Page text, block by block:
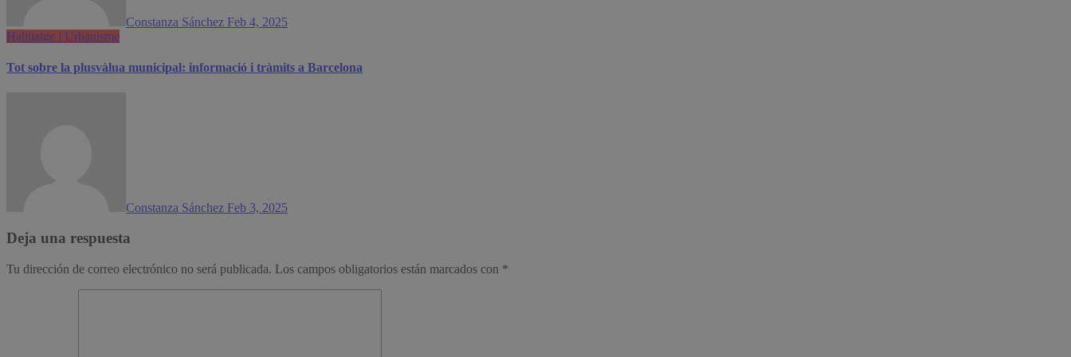
Constanza Sánchez Feb 4, 2025
Habitatge i Urbanisme
Tot sobre la plusvàlua municipal: informació i tràmits a Barcelona
Constanza Sánchez Feb 3, 2025
Deja una respuesta
Tu dirección de correo electrónico no será publicada. Los campos obligatorios están marcados con *